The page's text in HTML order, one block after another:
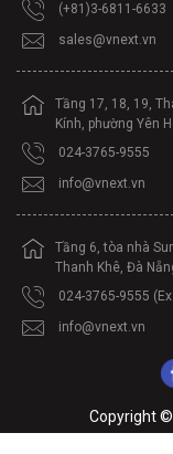
(+81)3-6811-6633
sales@vnext.vn
Tầng 17, 18, 19,
Kính, phường Yên
024-3765-9555
info@vnext.vn
Tầng 6, tòa nhà
Thanh Khê, Đà
024-3765-9555
info@vnext.vn
Copyright ©